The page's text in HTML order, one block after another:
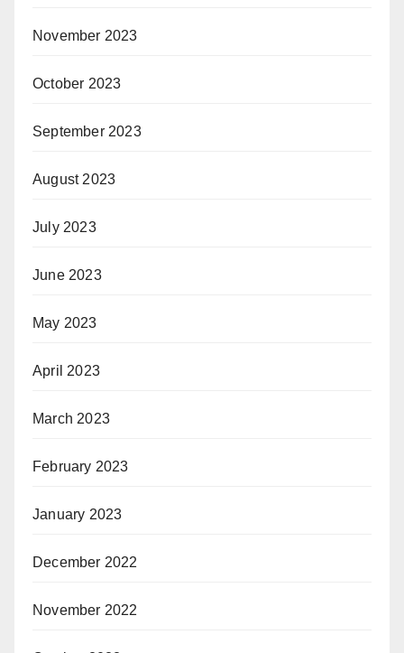
November 2023
October 2023
September 2023
August 2023
July 2023
June 2023
May 2023
April 2023
March 2023
February 2023
January 2023
December 2022
November 2022